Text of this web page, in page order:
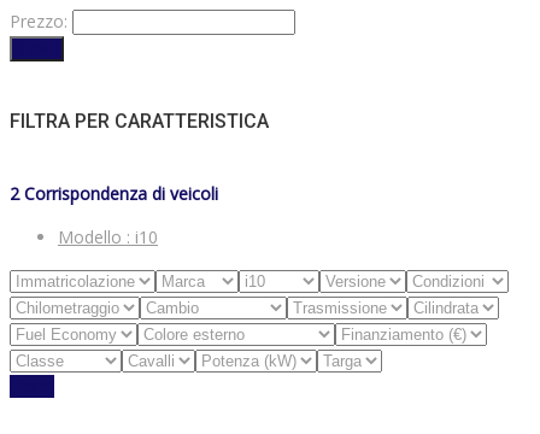
Prezzo:
FILTRA PER CARATTERISTICA
2 Corrispondenza di veicoli
Modello : i10